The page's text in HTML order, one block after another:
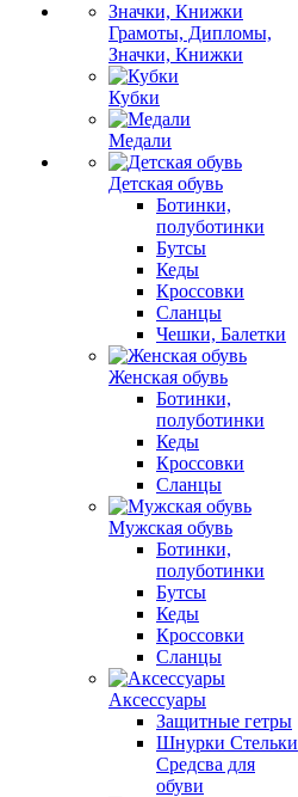
Грамоты, Дипломы,
Значки, Книжки
Кубки
Медали
Детская обувь
Ботинки,
полуботинки
Бутсы
Кеды
Кроссовки
Сланцы
Чешки, Балетки
Женская обувь
Ботинки,
полуботинки
Кеды
Кроссовки
Сланцы
Мужская обувь
Ботинки,
полуботинки
Бутсы
Кеды
Кроссовки
Сланцы
Аксессуары
Защитные гетры
Шнурки Стельки
Средсва для
обуви